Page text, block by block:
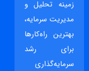
زمینه تحلیل و
مدیریت سرمایه،
بهترین راه‌کارها
برای رشد
سرمایه‌گذاری